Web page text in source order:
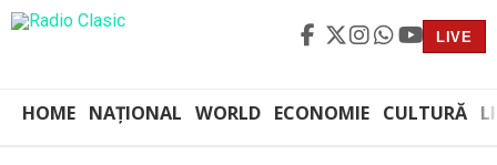
LIVE
HOME NAȚIONAL WORLD ECONOMIE CULTURĂ